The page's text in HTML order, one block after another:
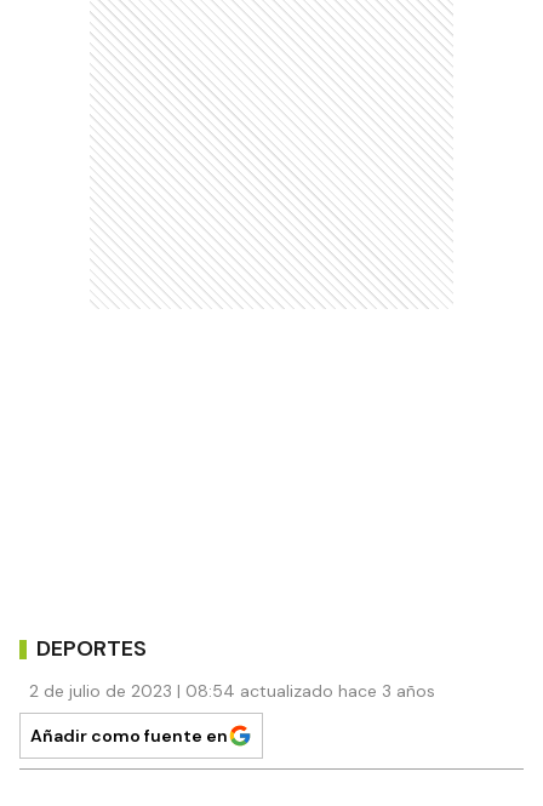
DEPORTES
2 de julio de 2023 | 08:54 actualizado hace 3 años
Añadir como fuente en